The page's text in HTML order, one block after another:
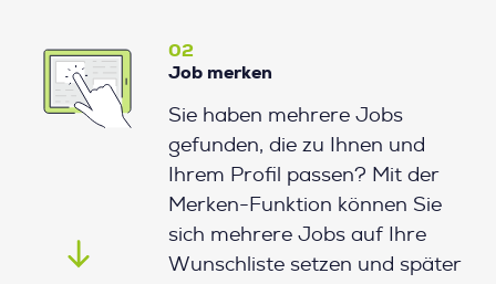
02
Job merken
Sie haben mehrere Jobs
gefunden, die zu Ihnen und
Ihrem Profil passen? Mit der
Merken-Funktion können Sie
sich mehrere Jobs auf Ihre
Wunschliste setzen und später